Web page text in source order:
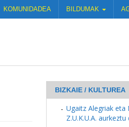
KOMUNIDADEA BILDUMAK
BIZKAIE / KULTUREA
Ugaitz Alegriak eta
Z.U.K.U.A. aurkeztu